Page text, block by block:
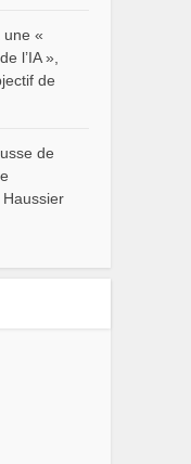
une «
l’IA »,
de
de